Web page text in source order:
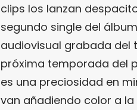
clips los lanzan
segundo single del
audiovisual grabada del
próxima temporada del
es una preciosidad en
van añadiendo color a